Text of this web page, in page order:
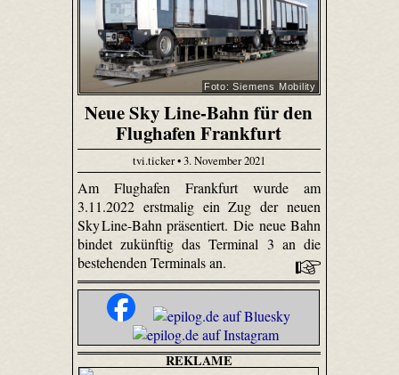
Foto: Siemens Mobility
Neue Sky Line-Bahn für den
Flughafen Frankfurt
tvi.ticker • 3. November 2021
Am Flughafen Frankfurt wurde am
3.11.2022 erstmalig ein Zug der neuen
Sky Line-Bahn präsentiert. Die neue Bahn
bindet zukünftig das Terminal 3 an die
bestehenden Terminals an.
REKLAME